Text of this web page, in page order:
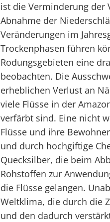
ist die Verminderung der
Abnahme der
Veränderungen im
Trockenphasen führen
Rodungsgebieten eine
beobachten. Die
erheblichen Verlust an
viele Flüsse in der
verfärbt sind. Eine nicht
Flüsse und ihre
und durch hochgiftige
Quecksilber, die beim
Rohstoffen zur
die Flüsse gelangen.
Weltklima, die durch die
und den dadurch